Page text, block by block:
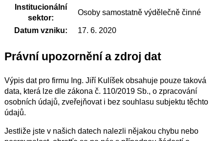
Institucionální
sektor:
Osoby samostatně výdělečně činné
Datum vzniku: 17. 6. 2020
Právní upozornění a zdroj dat
Výpis dat pro firmu Ing. Jiří Kulíšek obsahuje pouze taková
data, která lze dle zákona č. 110/2019 Sb., o zpracování
osobních údajů, zveřejňovat i bez souhlasu subjektu těchto
údajů.
Jestliže jste v našich datech nalezli nějakou chybu nebo